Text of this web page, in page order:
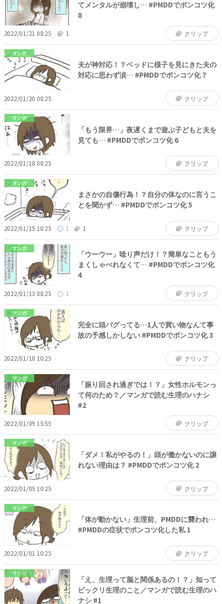
てメンタルが崩壊し… #PMDDでポンコツ化
8
2022/01/21 08:25 1 クリップ
マンガ
夫が神対応！？ベッドに様子を見にきた夫の
対応に思わず涙… #PMDDでポンコツ化 7
2022/01/20 08:25 クリップ
マンガ
「もう限界…」夜遅くまで遊ぶ子どもと夫を
見ても… #PMDDでポンコツ化 6
2022/01/18 08:25 クリップ
マンガ
まさかの自傷行為！？自分の体なのに言うこ
とを聞かず… #PMDDでポンコツ化 5
2022/01/15 10:25 1 1 クリップ
マンガ
「ウーウー」唸り声だけ！？簡単なこともう
まくしゃべれなくて… #PMDDでポンコツ化
4
2022/01/13 08:25 1 クリップ
マンガ
完全に頭バグってる…1人で買い物なんて事
故の予感しかしない #PMDDでポンコツ化 3
2022/01/10 10:25 クリップ
マンガ
「振り回され過ぎでは！？」女性ホルモンっ
て何のため？／マンガで読む生理のハナシ
#2
2022/01/09 15:55 クリップ
マンガ
「ダメ！私がやるの！」頭が働かないのに譲
れない理由は？ #PMDDでポンコツ化 2
2022/01/05 10:25 クリップ
マンガ
「体が動かない」生理前、PMDDに襲われ…
#PMDDの症状でポンコツ化した私 1
2022/01/01 10:25 クリップ
マンガ
「え、生理って脳と関係あるの！？」知って
ビックリ生理のこと／マンガで読む生理のハ
ナシ #1